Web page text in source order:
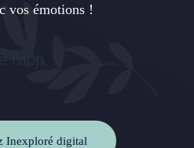
vos émotions !
Inexploré digital